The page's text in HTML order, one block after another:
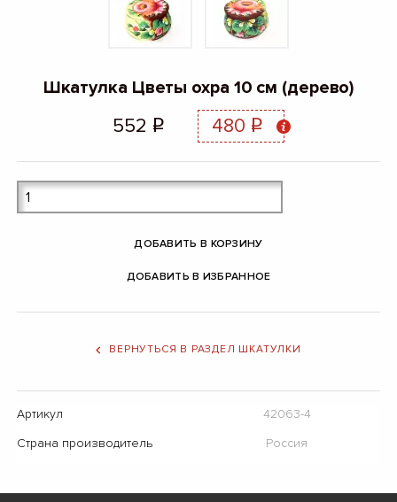
Шкатулка Цветы охра 10 см (дерево)
552 q 480 q
ДОБАВИТЬ В КОРЗИНУ
ДОБАВИТЬ В ИЗБРАННОЕ
ВЕРНУТЬСЯ В РАЗДЕЛ ШКАТУЛКИ
Артикул
42063-4
Страна производитель
Россия